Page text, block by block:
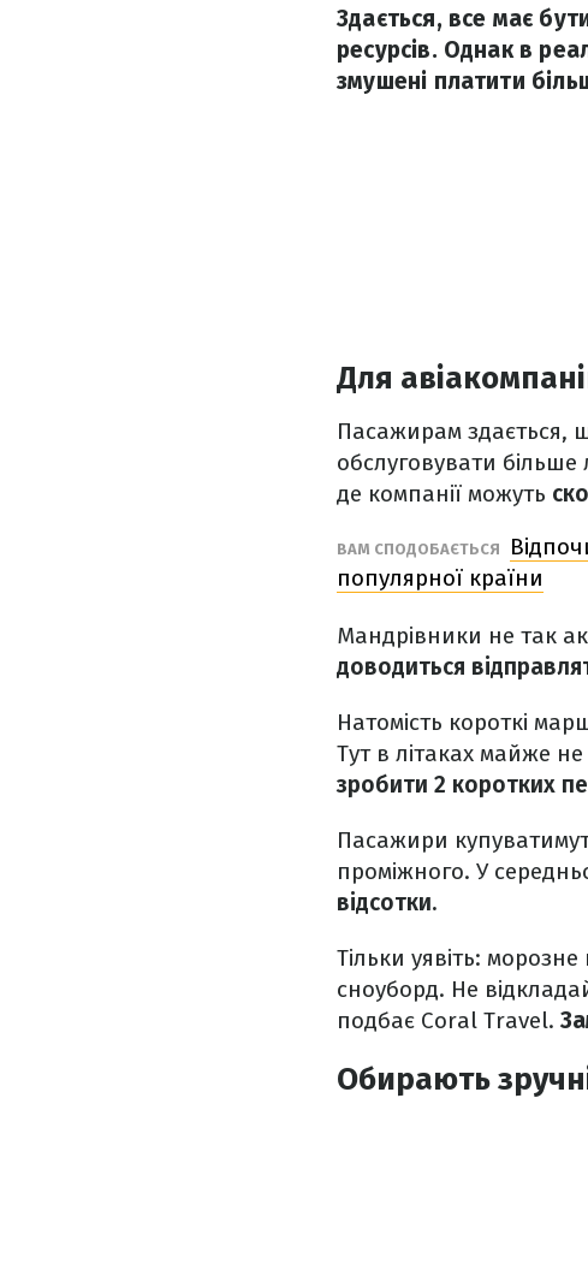
Здається, все має
ресурсів. Однак в
змушені платити
Для
Пасажирам здається,
обслуговувати більше
де компанії можуть
ВАМ СПОДОБАЄТЬСЯ
популярної країни
Мандрівники не так
доводиться
Натомість короткі
Тут в літаках майже
зробити 2 коротких
Пасажири
проміжного. У
відсотки.
Тільки уявіть:
сноуборд. Не
подбає Coral Travel.
Обирають